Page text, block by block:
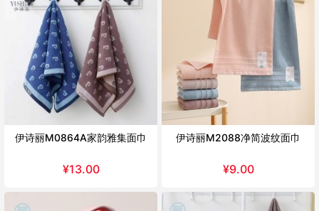
伊诗丽M0864A家韵雅集面巾
¥13.00
伊诗丽M2088净简波纹面巾
¥9.00